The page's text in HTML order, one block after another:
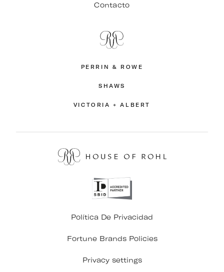
Contacto
PERRIN & ROWE
SHAWS
VICTORIA + ALBERT
Política De Privacidad
Fortune Brands Policies
Privacy settings